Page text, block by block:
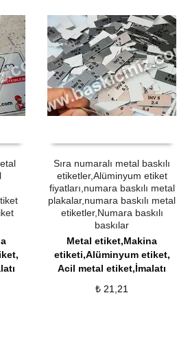
Sıra numaralı metal baskılı
etiketler,Alüminyum etiket
fiyatları,numara baskılı metal
plakalar,numara baskılı metal
etiketler,Numara baskılı
baskılar
Metal etiket,Makina
etiketi,Alüminyum etiket,
Acil metal etiket,İmalatı
₺ 21,21